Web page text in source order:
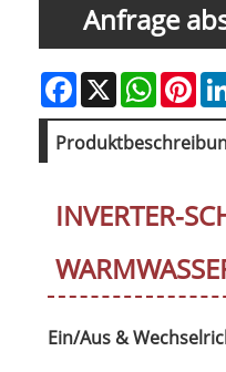
Anfrage
Facebook
X WhatsApp
INVERTER-
Ein/Aus &